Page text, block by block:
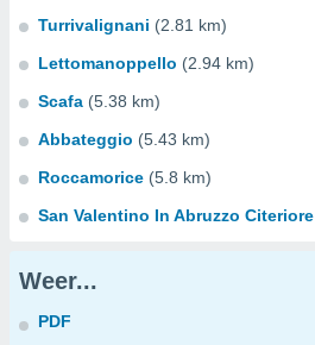
Turrivalignani (2.81 km)
Lettomanoppello (2.94 km)
Scafa (5.38 km)
Abbateggio (5.43 km)
Roccamorice (5.8 km)
San Valentino In Abruzzo Citeriore
Weer...
PDF